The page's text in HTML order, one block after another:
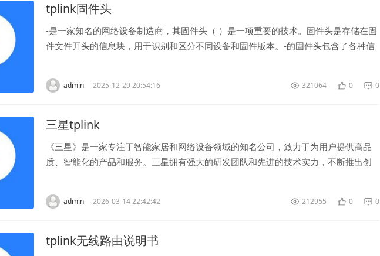
tplink固件头
-是一家知名的网络设备制造商，其固件头（ ）是一项重要的技术。固件头是存储在固
件文件开头的信息块，用于识别和区分不同设备和固件版本。-的固件头包含了各种信
admin 2025-12-29 20:54:16 321064 0 0
三星tplink
《三星》是一家专注于智能家居和网络设备领域的知名公司，致力于为用户提供高品
质、智能化的产品和服务。三星拥有强大的研发团队和先进的技术实力，不断推出创
admin 2026-03-14 22:42:42 212955 0 0
tplink无线路由说明书